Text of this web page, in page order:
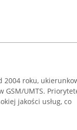
2004 roku,
GSM/UMTS.
jakości usług, co